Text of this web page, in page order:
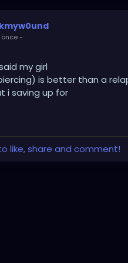
önce-
my girl
is better than a
i saving up for
like, share and comment!